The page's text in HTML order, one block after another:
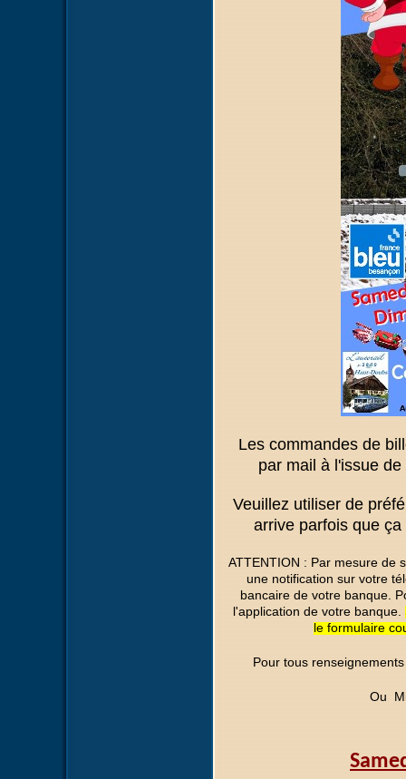
Les commandes de
par mail à l'issue
Veuillez utiliser de
arrive parfois que
ATTENTION : Par mesure de
une notification sur votre
bancaire de votre banque.
l'application de votre banque.
le formulaire
Pour tous
Ou